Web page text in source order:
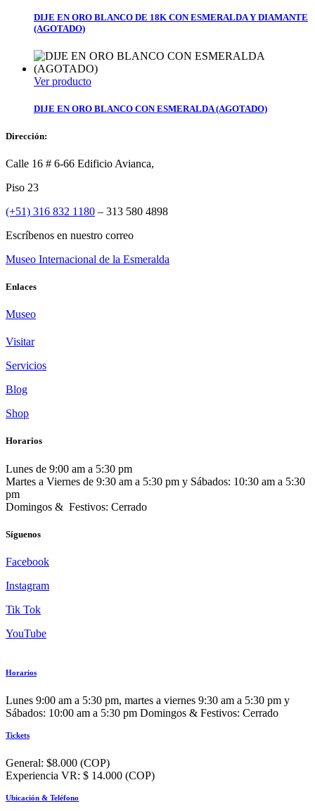
DIJE EN ORO BLANCO DE 18K CON ESMERALDA Y DIAMANTE
(AGOTADO)
Ver producto
DIJE EN ORO BLANCO CON ESMERALDA (AGOTADO)
Dirección:
Calle 16 # 6-66 Edificio Avianca,
Piso 23
(+51) 316 832 1180 – 313 580 4898
Escríbenos en nuestro correo
Museo Internacional de la Esmeralda
Enlaces
Museo
Visitar
Servicios
Blog
Shop
Horarios
Lunes de 9:00 am a 5:30 pm
Martes a Viernes de 9:30 am a 5:30 pm y Sábados: 10:30 am a 5:30
pm
Domingos & Festivos: Cerrado
Síguenos
Facebook
Instagram
Tik Tok
YouTube
Horarios
Lunes 9:00 am a 5:30 pm, martes a viernes 9:30 am a 5:30 pm y
Sábados: 10:00 am a 5:30 pm Domingos & Festivos: Cerrado
Tickets
General: $8.000 (COP)
Experiencia VR: $ 14.000 (COP)
Ubicación & Teléfono